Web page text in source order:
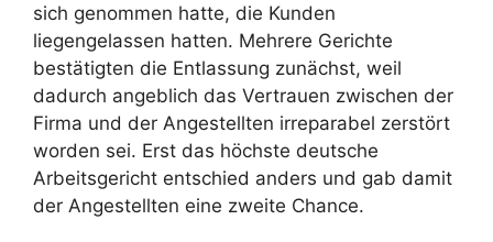
sich genommen hatte, die Kunden
liegengelassen hatten. Mehrere Gerichte
bestätigten die Entlassung zunächst, weil
dadurch angeblich das Vertrauen zwischen der
Firma und der Angestellten irreparabel zerstört
worden sei. Erst das höchste deutsche
Arbeitsgericht entschied anders und gab damit
der Angestellten eine zweite Chance.